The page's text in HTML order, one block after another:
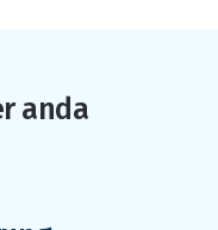
anda